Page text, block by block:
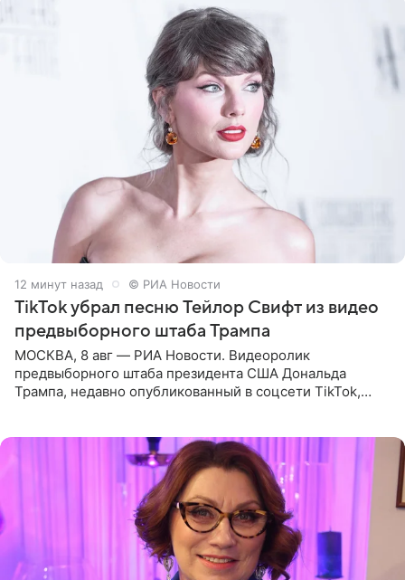
12 минут назад © РИА Новости
TikTok убрал песню Тейлор Свифт из видео
предвыборного штаба Трампа
МОСКВА, 8 авг — РИА Новости. Видеоролик
предвыборного штаба президента США Дональда
Трампа, недавно опубликованный в соцсети TikTok,